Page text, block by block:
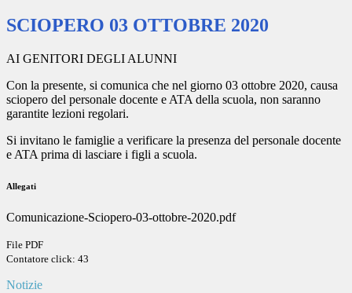
SCIOPERO 03 OTTOBRE 2020
AI GENITORI DEGLI ALUNNI
Con la presente, si comunica che nel giorno 03 ottobre 2020, causa
sciopero del personale docente e ATA della scuola, non saranno
garantite lezioni regolari.
Si invitano le famiglie a verificare la presenza del personale docente
e ATA prima di lasciare i figli a scuola.
Allegati
Comunicazione-Sciopero-03-ottobre-2020.pdf
File PDF
Contatore click: 43
Notizie